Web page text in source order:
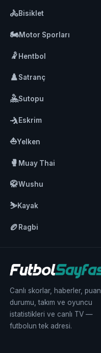
🚴Bisiklet
🏍️Motor Sporları
🤾 Hentbol
♟️Satranç
🤽Sutopu
🤺Eskrim
⛵Yelken
🥊 Muay Thai
🥋Wushu
⛷️Kayak
🏉 Ragbi
Canlı skorlar, haberler, puan
durumu, takım ve oyuncu
istatistikleri ve canlı TV —
futbolun tek adresi.